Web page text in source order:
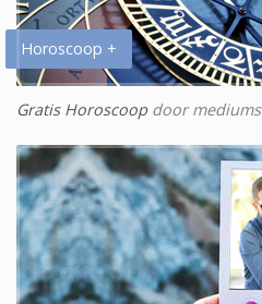
Horoscoop +
Gratis Horoscoopdoor mediums